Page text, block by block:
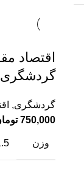
اقتصاد
گردشگری
گردشگری,
750,000
وزن 1.5